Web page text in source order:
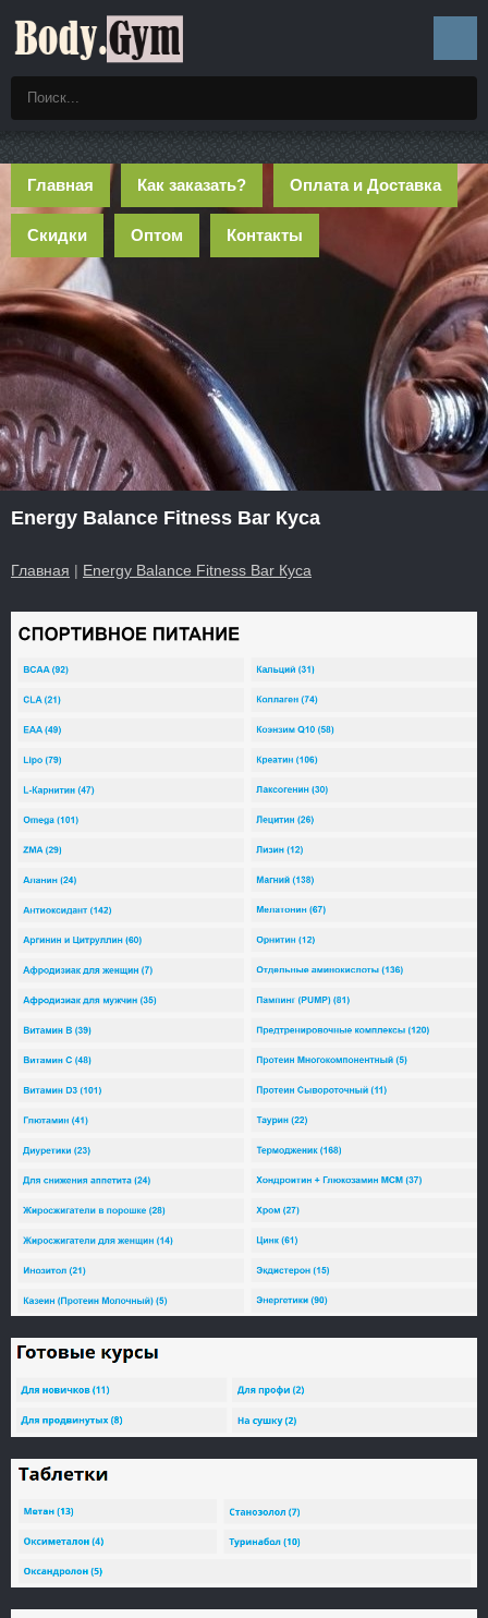
Главная Как заказать? Оплата и Доставка
Скидки Оптом Контакты
Energy Balance Fitness Bar Куса
Главная | Energy Balance Fitness Bar Куса